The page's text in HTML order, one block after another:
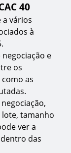
40
a vários
à
e
os
as
tamanho
ver a
das